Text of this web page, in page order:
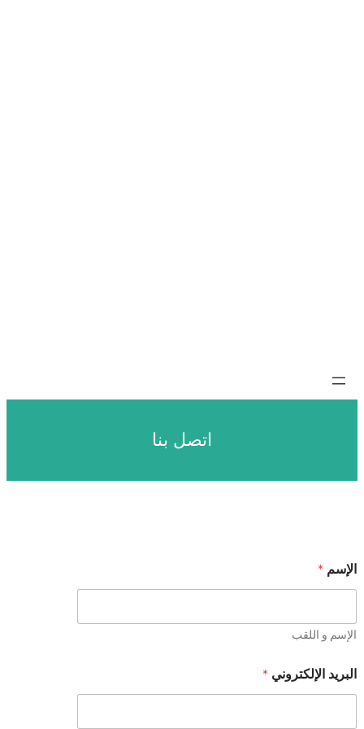
تخطى
إلى
اتصل بنا
الإسم *
الإسم و اللقب
ل
ب
ي
البريد الإلكتروني *